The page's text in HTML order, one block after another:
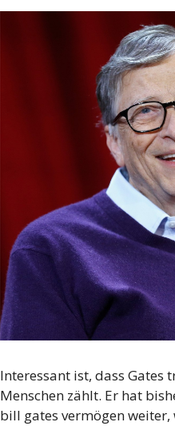
Interessant ist, dass Gates
Menschen zählt. Er hat
bill gates vermögen weiter,